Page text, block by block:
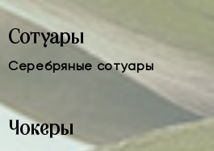
Сотуары
Серебряные сотуары
Чокеры